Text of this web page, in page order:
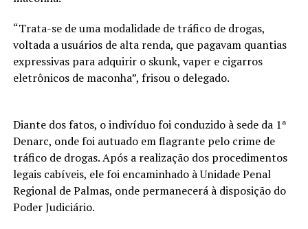
“Trata-se de uma modalidade de tráfico de drogas,
voltada a usuários de alta renda, que pagavam quantias
expressivas para adquirir o skunk, vaper e cigarros
eletrônicos de maconha”, frisou o delegado.
Diante dos fatos, o indivíduo foi conduzido à sede da 1ª
Denarc, onde foi autuado em flagrante pelo crime de
tráfico de drogas. Após a realização dos procedimentos
legais cabíveis, ele foi encaminhado à Unidade Penal
Regional de Palmas, onde permanecerá à disposição do
Poder Judiciário.